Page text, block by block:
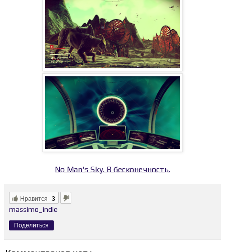
No Man's Sky. В бесконечность.
Нравится 3
massimo_indie
Поделиться